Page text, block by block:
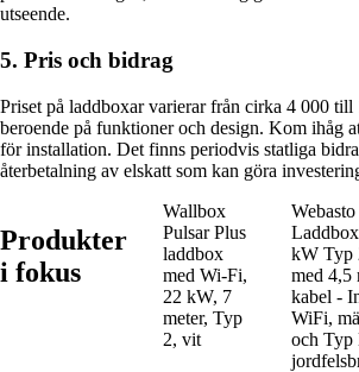
utseende.
5. Pris och bidrag
Priset på laddboxar varierar från cirka 4 000 till
beroende på funktioner och design. Kom ihåg
för installation. Det finns periodvis statliga
återbetalning av elskatt som kan göra
Produkter
i fokus
Wallbox
Pulsar Plus
laddbox
med Wi-Fi,
22 kW, 7
meter, Typ
2, vit
Laddbox
kW Typ
med 4,5
kabel -
WiFi,
och Typ